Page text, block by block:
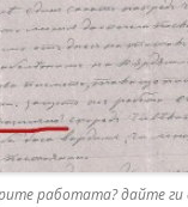
работата? дайте ги